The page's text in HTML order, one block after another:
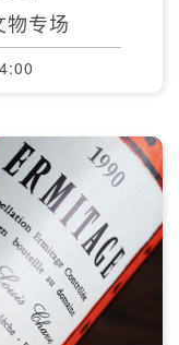
专场